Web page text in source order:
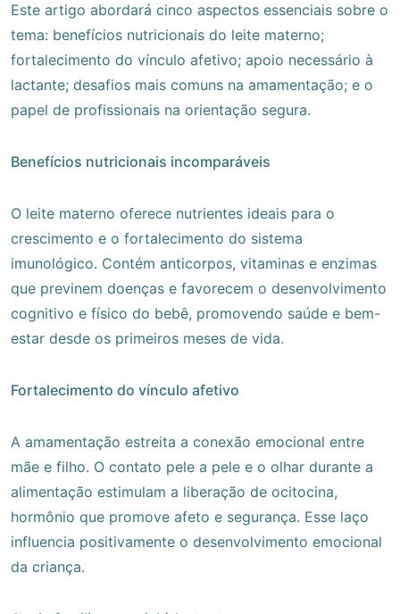
Este artigo abordará cinco aspectos essenciais sobre o
tema: benefícios nutricionais do leite materno;
fortalecimento do vínculo afetivo; apoio necessário à
lactante; desafios mais comuns na amamentação; e o
papel de profissionais na orientação segura.
Benefícios nutricionais incomparáveis
O leite materno oferece nutrientes ideais para o
crescimento e o fortalecimento do sistema
imunológico. Contém anticorpos, vitaminas e enzimas
que previnem doenças e favorecem o desenvolvimento
cognitivo e físico do bebê, promovendo saúde e bem-
estar desde os primeiros meses de vida.
Fortalecimento do vínculo afetivo
A amamentação estreita a conexão emocional entre
mãe e filho. O contato pele a pele e o olhar durante a
alimentação estimulam a liberação de ocitocina,
hormônio que promove afeto e segurança. Esse laço
influencia positivamente o desenvolvimento emocional
da criança.